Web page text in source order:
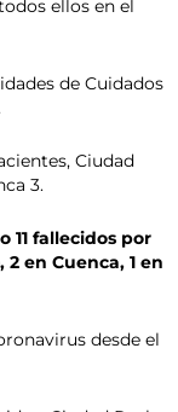
ellos en el
de Cuidados
Ciudad
3.
11 fallecidos por
en Cuenca, 1 en
desde el